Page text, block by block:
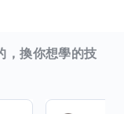
，換你想學的技